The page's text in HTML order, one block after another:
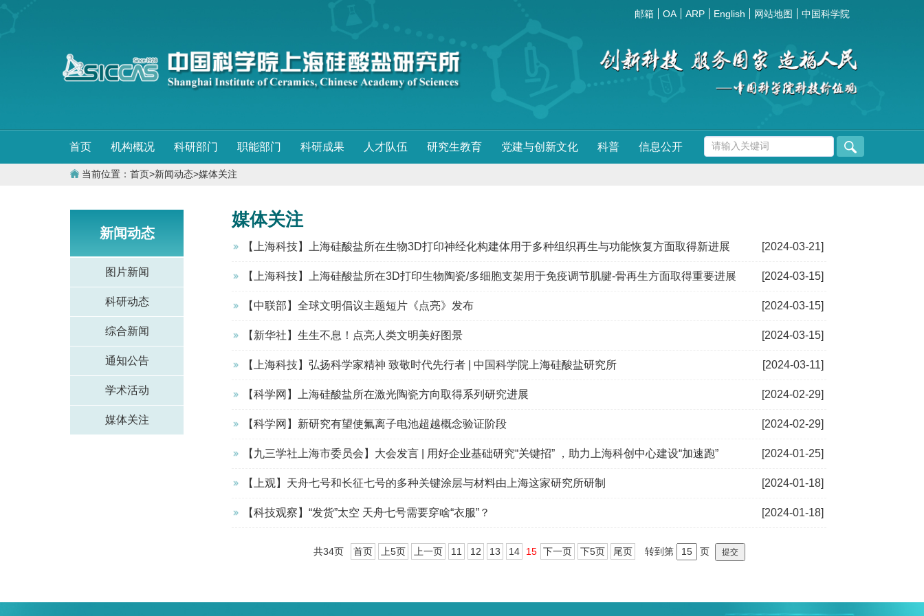
邮箱 OA ARP English 网站地图 中国科学院
首页 机构概况 科研部门 职能部门 科研成果 人才队伍 研究生教育 党建与创新文化 科普 信息公开
当前位置： 首页>新闻动态>媒体关注
新闻动态
图片新闻
科研动态
综合新闻
通知公告
学术活动
媒体关注
媒体关注
[2024-03-21]
【上海科技】上海硅酸盐所在生物3D打印神经化构建体用于多种组织再生与功能恢复方面取得新进展
[2024-03-15]
【上海科技】上海硅酸盐所在3D打印生物陶瓷/多细胞支架用于免疫调节肌腱-骨再生方面取得重要进展
[2024-03-15]
【中联部】全球文明倡议主题短片《点亮》发布
[2024-03-15]
【新华社】生生不息！点亮人类文明美好图景
[2024-03-11]
【上海科技】弘扬科学家精神 致敬时代先行者 | 中国科学院上海硅酸盐研究所
[2024-02-29]
【科学网】上海硅酸盐所在激光陶瓷方向取得系列研究进展
[2024-02-29]
【科学网】新研究有望使氟离子电池超越概念验证阶段
[2024-01-25]
【九三学社上海市委员会】大会发言 | 用好企业基础研究“关键招” ，助力上海科创中心建设“加速跑”
[2024-01-18]
【上观】天舟七号和长征七号的多种关键涂层与材料由上海这家研究所研制
[2024-01-18]
【科技观察】“发货”太空 天舟七号需要穿啥“衣服”？
共34页 首页 上5页 上一页 11 12 13 14 15 下一页 下5页 尾页 转到第 页